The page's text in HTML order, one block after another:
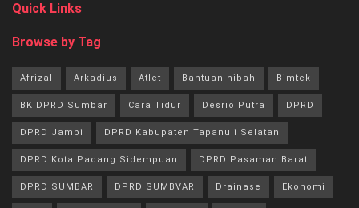
Quick Links
Browse by Tag
Afrizal Arkadius Atlet Bantuan hibah Bimtek
BK DPRD Sumbar Cara Tidur Desrio Putra DPRD
DPRD Jambi DPRD Kabupaten Tapanuli Selatan
DPRD Kota Padang Sidempuan DPRD Pasaman Barat
DPRD SUMBAR DPRD SUMBVAR Drainase Ekonomi